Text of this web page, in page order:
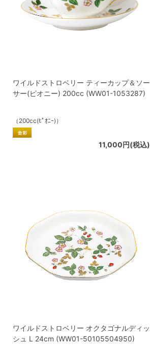
ワイルドストロベリー ティーカップ＆ソー
サー(ピオニー) 200cc (WW01-1053287)
（200cc(ﾋﾟｵﾆｰ)）
11,000円(税込)
ワイルドストロベリー オクタゴナルディッ
シュ L 24cm (WW01-50105504950)